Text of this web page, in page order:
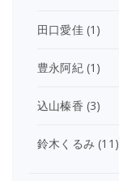
田口愛佳(1)
豊永阿紀(1)
込山榛香 (3)
鈴木くるみ (11)